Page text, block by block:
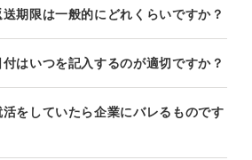
期限は一般的にどれくらいですか？
はいつを記入するのが適切ですか？
をしていたら企業にバレるものです